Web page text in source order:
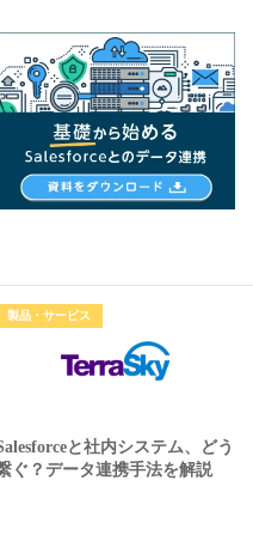
製品・サービス
と社内システム、どう
ぐ？データ連携手法を解説